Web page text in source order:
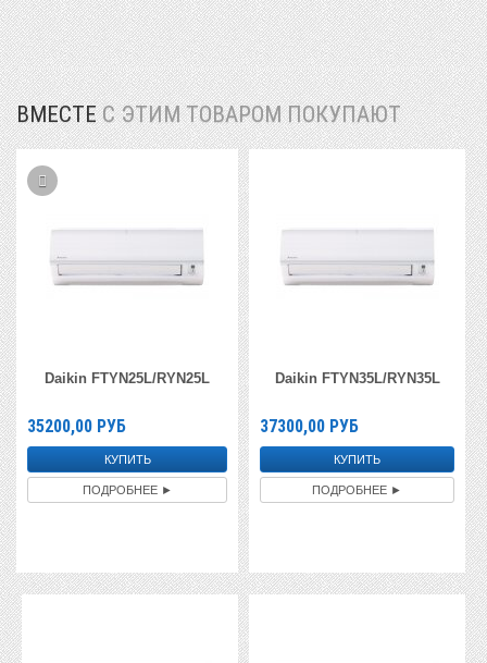
ВМЕСТЕС ЭТИМ ТОВАРОМ ПОКУПАЮТ
Daikin FTYN25L/RYN25L
35200,00 РУБ
ПОДРОБНЕЕ ►
Daikin FTYN35L/RYN35L
37300,00 РУБ
ПОДРОБНЕЕ ►